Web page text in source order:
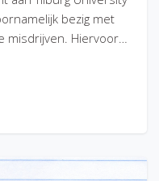
bezig met
Hiervoor…